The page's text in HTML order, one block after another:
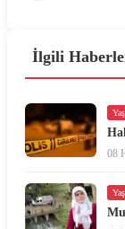
İlgili
08